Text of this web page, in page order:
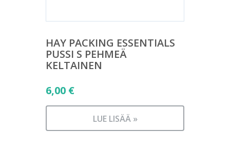
HAY PACKING ESSENTIALS
PUSSI S PEHMEÄ
KELTAINEN
6,00 €
LUE LISÄÄ »